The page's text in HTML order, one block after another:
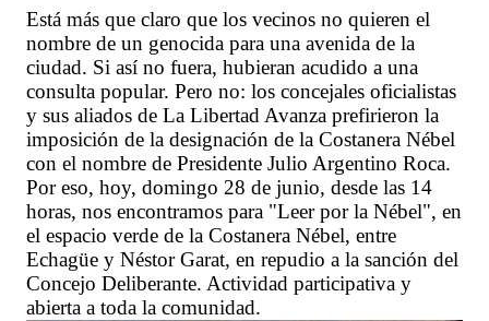
Está más que claro que los vecinos no quieren el
nombre de un genocida para una avenida de la
ciudad. Si así no fuera, hubieran acudido a una
consulta popular. Pero no: los concejales oficialistas
y sus aliados de La Libertad Avanza prefirieron la
imposición de la designación de la Costanera Nébel
con el nombre de Presidente Julio Argentino Roca.
Por eso, hoy, domingo 28 de junio, desde las 14
horas, nos encontramos para "Leer por la Nébel", en
el espacio verde de la Costanera Nébel, entre
Echagüe y Néstor Garat, en repudio a la sanción del
Concejo Deliberante. Actividad participativa y
abierta a toda la comunidad.